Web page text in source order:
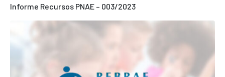
Informe Recursos PNAE – 003/2023